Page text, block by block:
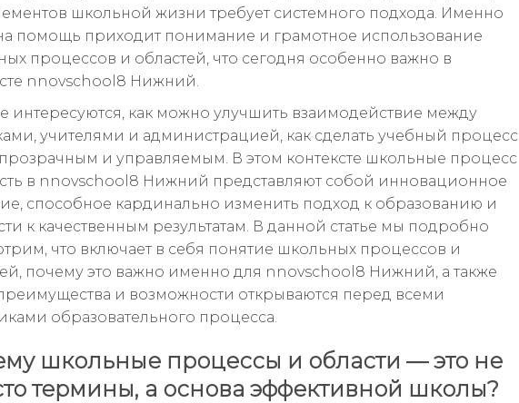
школьной жизни требует системного подхода. Именно
помощь приходит понимание и грамотное использование
процессов и областей, что сегодня особенно важно в
nnovschool8 Нижний.
интересуются, как можно улучшить взаимодействие между
учителями и администрацией, как сделать учебный процесс
и управляемым. В этом контексте школьные процесс
в nnovschool8 Нижний представляют собой инновационное
способное кардинально изменить подход к образованию и
к качественным результатам. В данной статье мы подробно
что включает в себя понятие школьных процессов и
почему это важно именно для nnovschool8 Нижний, а также
и возможности открываются перед всеми
образовательного процесса.
школьные процессы и области — это не
термины, а основа эффективной школы?